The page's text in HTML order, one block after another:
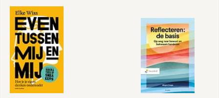
Deel 10
Checklisten
Voordelen van nomad working voor directie en HR
Meer informatie over online werken voor organisaties
Verder lezen op papier
Verder lezen online
Dankwoord